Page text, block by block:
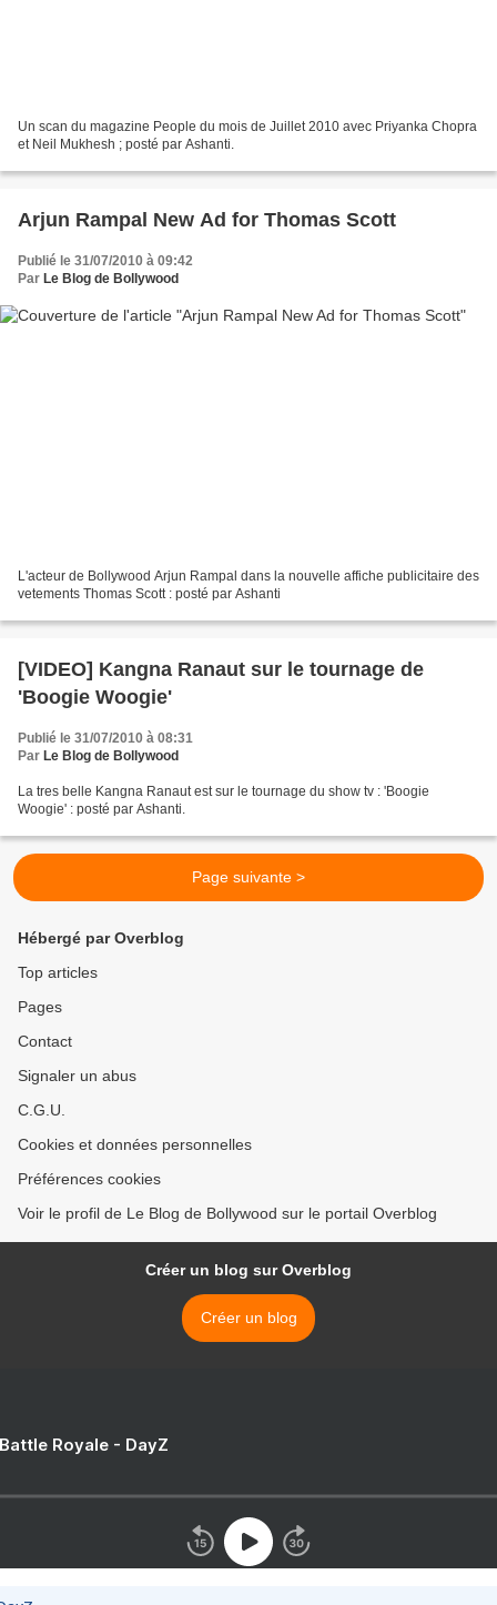
Un scan du magazine People du mois de Juillet 2010 avec Priyanka Chopra
et Neil Mukhesh ; posté par Ashanti.
Arjun Rampal New Ad for Thomas Scott
Publié le 31/07/2010 à 09:42
Par Le Blog de Bollywood
L'acteur de Bollywood Arjun Rampal dans la nouvelle affiche publicitaire des
vetements Thomas Scott : posté par Ashanti
[VIDEO] Kangna Ranaut sur le tournage de
'Boogie Woogie'
Publié le 31/07/2010 à 08:31
Par Le Blog de Bollywood
La tres belle Kangna Ranaut est sur le tournage du show tv : 'Boogie
Woogie' : posté par Ashanti.
Page suivante >
Hébergé par Overblog
Top articles
Pages
Contact
Signaler un abus
C.G.U.
Cookies et données personnelles
Préférences cookies
Voir le profil de Le Blog de Bollywood sur le portail Overblog
Créer un blog sur Overblog
Créer un blog
Royale - DayZ